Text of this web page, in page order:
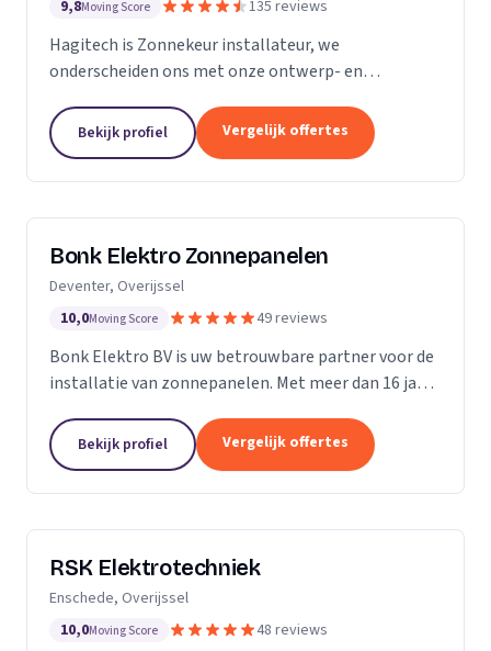
9,8Moving Score 135 reviews
Hagitech is Zonnekeur installateur, we
onderscheiden ons met onze ontwerp- en
degelijke en nette montage, en ruime ervaring met
BIPV (indak) systemen. Wij...
Bekijk profiel Vergelijk offertes
Bonk Elektro Zonnepanelen
Deventer, Overijssel
10,0Moving Score 49 reviews
Bonk Elektro BV is uw betrouwbare partner voor de
installatie van zonnepanelen. Met meer dan 16 jaar
vakmanschap, kennis van zaken en persoonlijk en...
Bekijk profiel Vergelijk offertes
RSK Elektrotechniek
Enschede, Overijssel
10,0Moving Score 48 reviews